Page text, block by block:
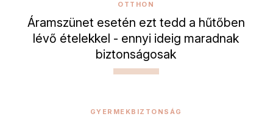
OTTHON
Áramszünet esetén ezt tedd a hűtőben
lévő ételekkel - ennyi ideig maradnak
biztonságosak
GYERMEKBIZTONSÁG